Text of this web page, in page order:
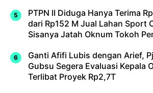
PTPN II Diduga Hanya Terima
dari Rp152 M Jual Lahan Sport
Sisanya Jatah Oknum Tokoh
Ganti Afifi Lubis dengan Arief, Pj
Gubsu Segera Evaluasi Kepala
Terlibat Proyek Rp2,7T